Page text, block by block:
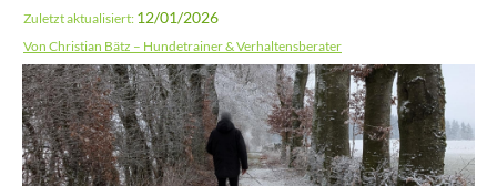
Zuletzt aktualisiert: 12/01/2026
Von Christian Bätz – Hundetrainer & Verhaltensberater